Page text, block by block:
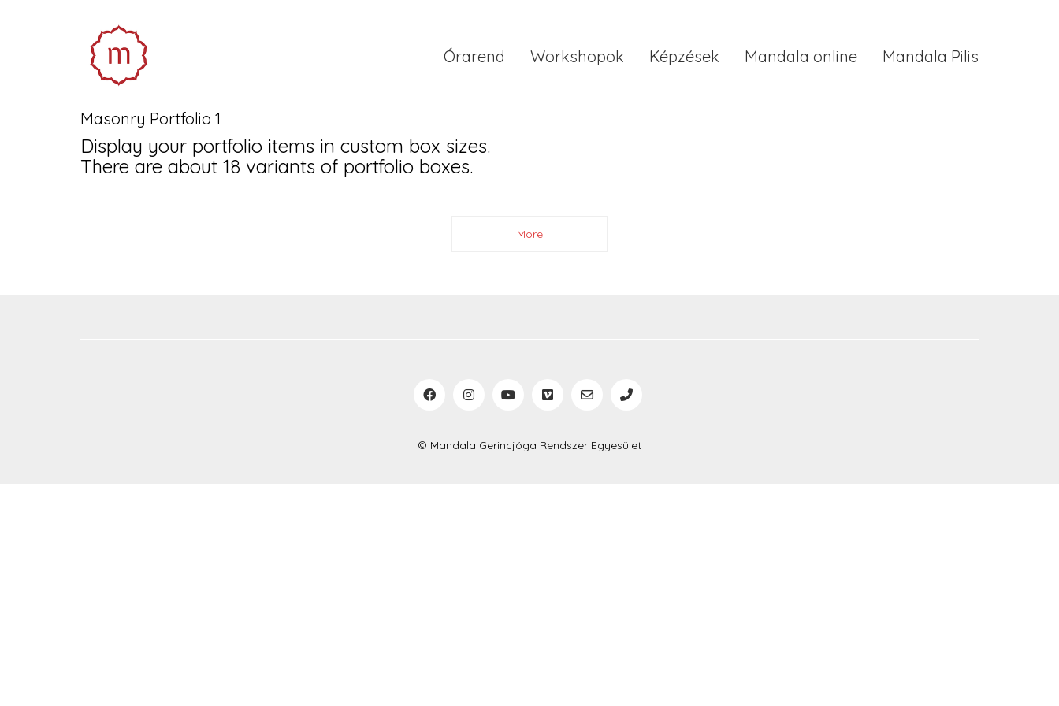
Órarend Workshopok Képzések Mandala online Mandala Pilis
Masonry Portfolio 1
Display your portfolio items in custom box sizes.
There are about 18 variants of portfolio boxes.
More
© Mandala Gerincjóga Rendszer Egyesület